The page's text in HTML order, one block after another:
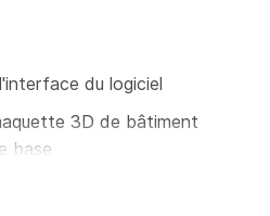
du logiciel
3D de bâtiment
base
3D